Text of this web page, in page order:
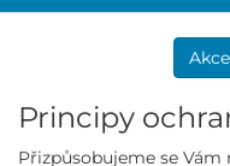
Principy
Přizpůsobujeme se Vám